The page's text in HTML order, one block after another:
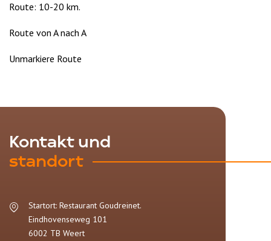
Route: 10-20 km.
Route von A nach A
Unmarkiere Route
Kontakt und
standort
Startort: Restaurant Goudreinet.
Eindhovenseweg 101
6002 TB Weert